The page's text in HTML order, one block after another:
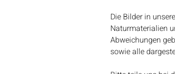
Die Bilder in
Naturmaterialien
Abweichungen
sowie alle